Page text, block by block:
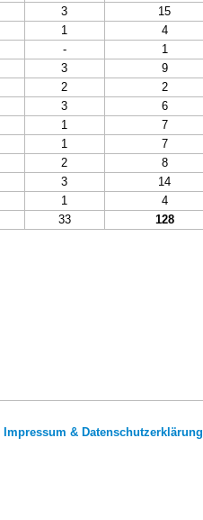
3
15
1
4
-
1
3
9
2
2
3
6
1
7
1
7
2
8
3
14
1
4
33 128
Impressum & Datenschutzerklärung